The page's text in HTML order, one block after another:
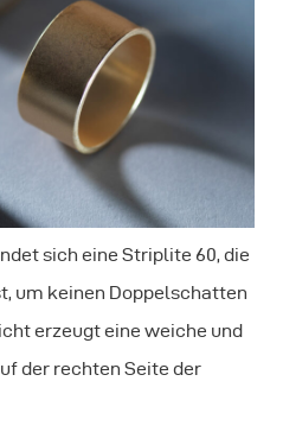
sich eine Striplite 60, die
um keinen Doppelschatten
erzeugt eine weiche und
der rechten Seite der